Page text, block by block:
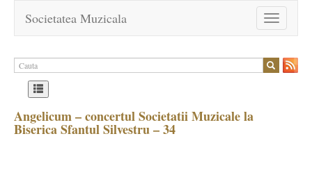
Toggle
navigation
Societatea Muzicala
Angelicum – concertul Societatii Muzicale la
Biserica Sfantul Silvestru – 34